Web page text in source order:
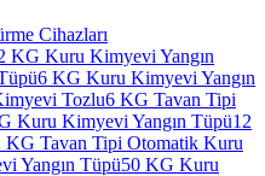
Cihazları
KG Kuru Kimyevi Yangın
6 KG Kuru Kimyevi Yangın
Tozlu6 KG Tavan Tipi
Kuru Kimyevi Yangın Tüpü12
KG Tavan Tipi Otomatik Kuru
Yangın Tüpü50 KG Kuru